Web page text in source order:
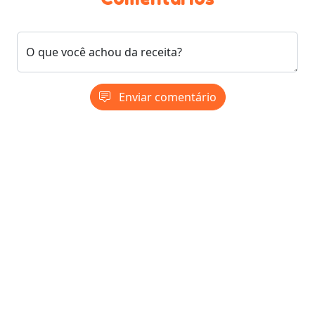
O que você achou da receita?
Enviar comentário